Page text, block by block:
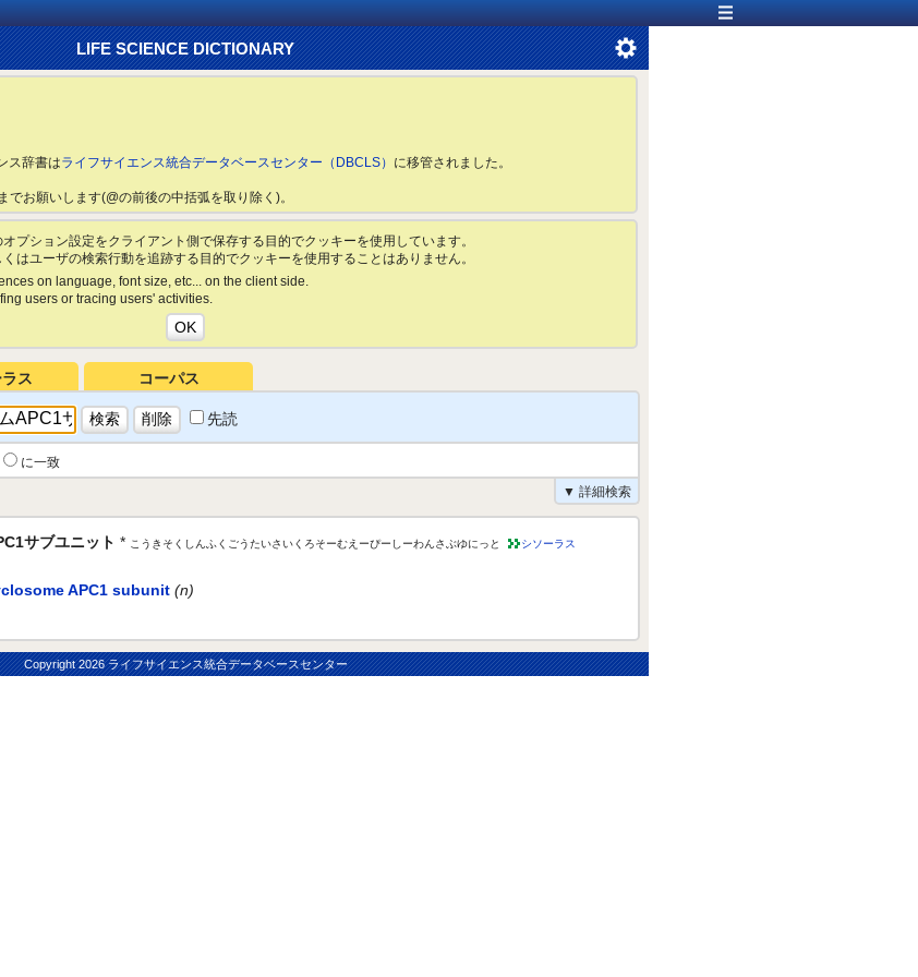
LIFE SCIENCE DICTIONARY
ス辞書はライフサイエンス統合データベースセンター（DBCLS） に移管されました。
お願いします(@の前後の中括弧を取り除く)。
プション設定をクライアント側で保存する目的でクッキーを使用しています。
はユーザの検索行動を追跡する目的でクッキーを使用することはありません。
on language, font size, etc... on the client side.
users or tracing users' activities.
ス コーパス
先読
に一致
▼ 詳細検索
サブユニット * こうきそくしんふくごうたいさいくろそーむえーぴーしーわんさぶゆにっと
シソーラス
APC1 subunit (n)
Copyright2026 ライフサイエンス統合データベースセンター